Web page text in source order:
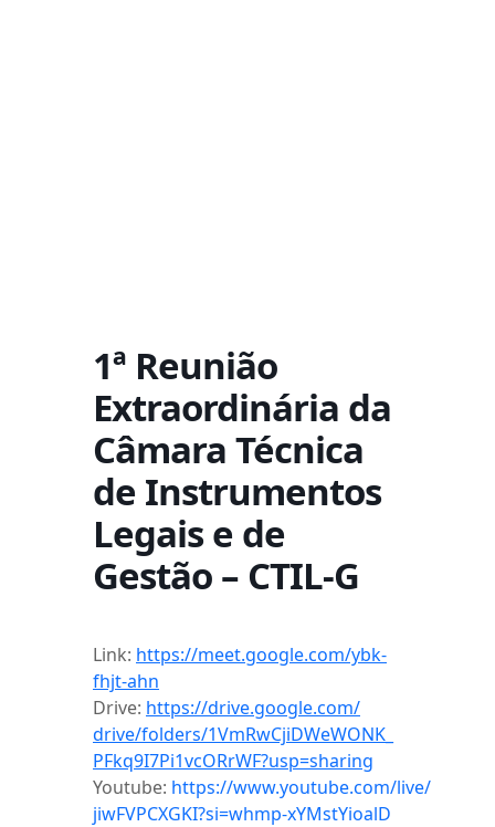
1ª Reunião
Extraordinária da
Câmara Técnica
de Instrumentos
Legais e de
Gestão – CTIL-G
Link: https://meet.google.com/ybk-
fhjt-ahn
Drive: https://drive.google.com/
drive/folders/1VmRwCjiDWeWONK_
PFkq9I7Pi1vcORrWF?usp=sharing
Youtube: https://www.youtube.com/live/
jiwFVPCXGKI?si=whmp-xYMstYioalD